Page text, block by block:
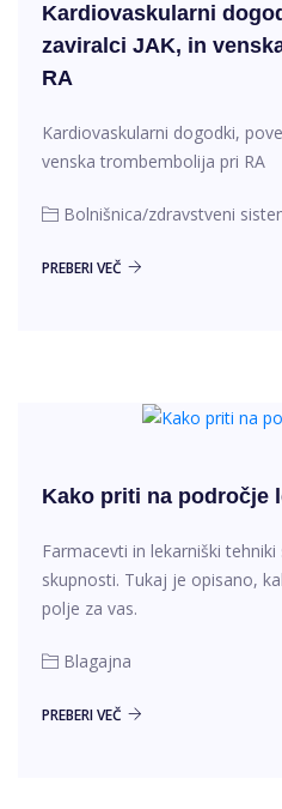
Kardiovaskularni
zaviralci JAK, in
RA
Kardiovaskularni dogodki,
venska trombembolija pri RA
Bolnišnica/zdravstveni
PREBERI VEČ
Kako priti na področje
Farmacevti in lekarniški
skupnosti. Tukaj je opisano,
polje za vas.
Blagajna
PREBERI VEČ